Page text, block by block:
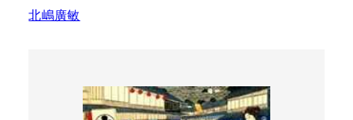
北嶋廣敏